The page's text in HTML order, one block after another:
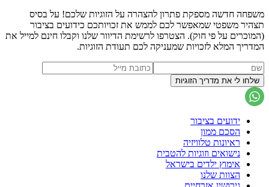
משפחה חדשה מספקת פתרון להצהרה על הזוגיות שלכם! על בסיס
תצהיר משפטי שמאפשר לכם לממש את זכויותכם כידועים בציבור
(המוכרים על פי חוק). הצטרפו לרשימת הדיוור שלנו וקבלו חינם למייל את
המדריך המלא לזכויות שמעניקה לכם תעודת הזוגיות.
ידועים בציבור
הסכם ממון
ראיונות טלוויזיה
נישואים וזוגיות להטבית
אימוץ ילדים בישראל
הצוות שלנו